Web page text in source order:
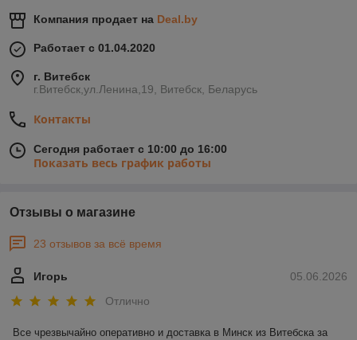
Компания продает на Deal.by
Работает с 01.04.2020
г. Витебск
г.Витебск,ул.Ленина,19, Витебск, Беларусь
Контакты
Сегодня работает с 10:00 до 16:00
Показать весь график работы
Отзывы о магазине
23 отзывов за всё время
05.06.2026
Игорь
Отлично
Все чрезвычайно оперативно и доставка в Минск из Витебска за